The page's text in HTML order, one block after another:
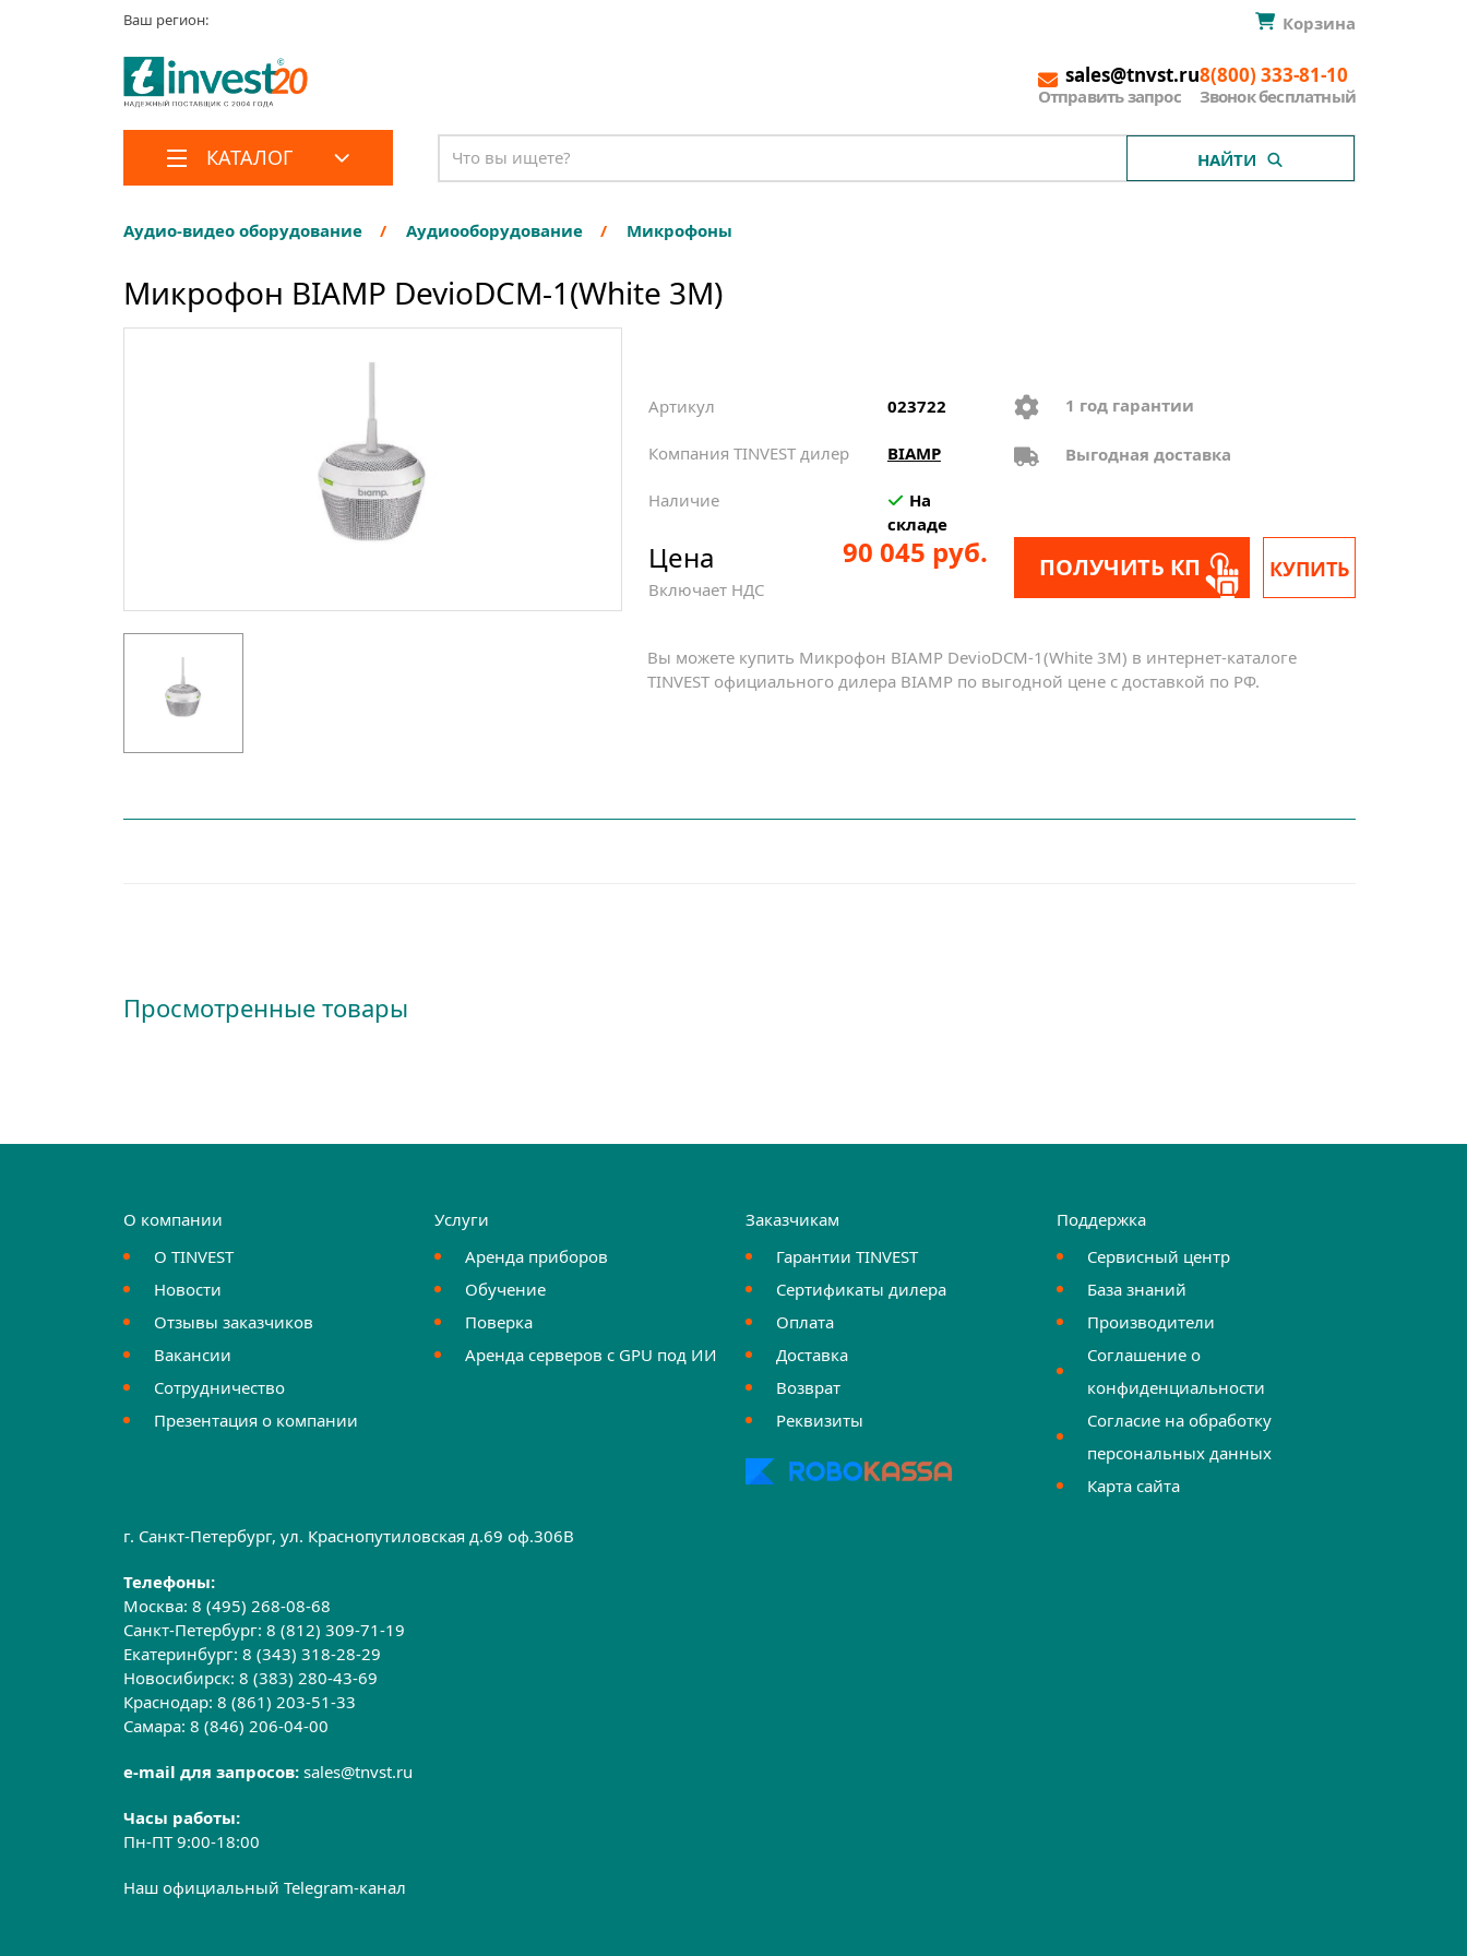
Ваш регион: Корзина
sales@tnvst.ru
Отправить запрос
8(800) 333-81-10
Звонок бесплатный
КАТАЛОГ НАЙТИ
Аудио-видео оборудование Аудиооборудование Микрофоны
Микрофон BIAMP DevioDCM-1(White 3M)
Артикул 023722
Компания TINVEST дилер BIAMP
Наличие
На
складе
1 год гарантии
Выгодная доставка
Цена
Включает НДС
90 045 руб. ПОЛУЧИТЬ КП КУПИТЬ
Вы можете купить Микрофон BIAMP DevioDCM-1(White 3M) в интернет-каталоге
TINVEST официального дилера BIAMP по выгодной цене с доставкой по РФ.
Просмотренные товары
О компании
О TINVEST
Новости
Отзывы заказчиков
Вакансии
Сотрудничество
Презентация о компании
Услуги
Аренда приборов
Обучение
Поверка
Аренда серверов с GPU под ИИ
Заказчикам
Гарантии TINVEST
Сертификаты дилера
Оплата
Доставка
Возврат
Реквизиты
Поддержка
Сервисный центр
База знаний
Производители
Соглашение о
конфиденциальности
Согласие на обработку
персональных данных
Карта сайта
г. Санкт-Петербург, ул. Краснопутиловская д.69 оф.306B
Телефоны:
Москва:8 (495) 268-08-68
Санкт-Петербург:8 (812) 309-71-19
Екатеринбург:8 (343) 318-28-29
Новосибирск:8 (383) 280-43-69
Краснодар:8 (861) 203-51-33
Самара:8 (846) 206-04-00
e-mail для запросов:sales@tnvst.ru
Часы работы:
Пн-ПТ 9:00-18:00
Наш официальный Telegram-канал